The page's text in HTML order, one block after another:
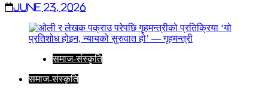
June 23, 2026
समाज-संस्कृति
समाज-संस्कृति